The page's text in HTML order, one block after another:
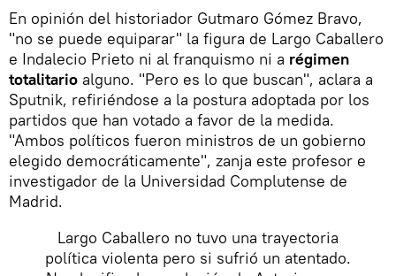
En opinión del historiador Gutmaro Gómez Bravo,
"no se puede equiparar" la figura de Largo Caballero
e Indalecio Prieto ni al franquismo ni a régimen
totalitario alguno. "Pero es lo que buscan", aclara a
Sputnik, refiriéndose a la postura adoptada por los
partidos que han votado a favor de la medida.
"Ambos políticos fueron ministros de un gobierno
elegido democráticamente", zanja este profesor e
investigador de la Universidad Complutense de
Madrid.
Largo Caballero no tuvo una trayectoria
política violenta pero si sufrió un atentado.